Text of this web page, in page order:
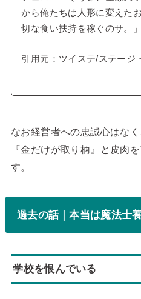
から俺たちは人形に変えた
切な食い扶持を稼ぐのサ。」
引用元：ツイステ/ステージ
なお経営者への忠誠心はな
『金だけが取り柄』と皮肉
す。
過去の話｜本当は魔法士
学校を恨んでいる